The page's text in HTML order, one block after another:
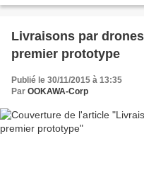
Livraisons par
premier prototype
Publié le 30/11/2015 à 13:35
Par OOKAWA-Corp